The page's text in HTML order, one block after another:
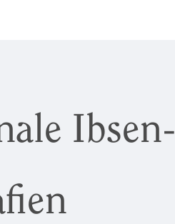
Ibsen-